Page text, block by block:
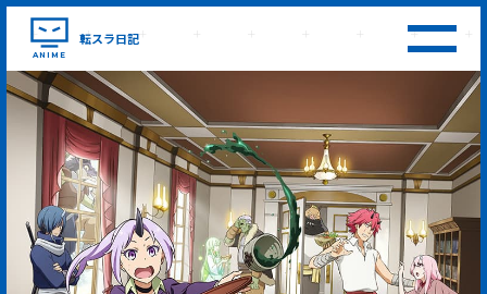
ANIME
転スラ日記